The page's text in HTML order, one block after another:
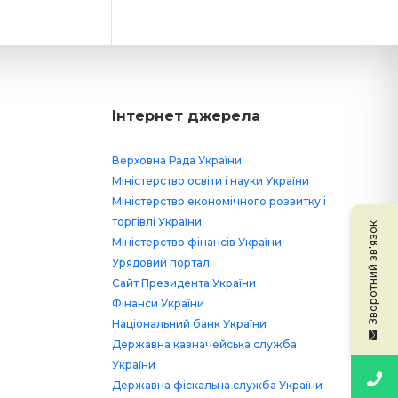
Інтернет джерела
Верховна Рада України
Міністерство освіти і науки України
Міністерство економічного розвитку і
торгівлі України
Міністерство фінансів України
Урядовий портал
Сайт Президента України
Фінанси України
Національний банк України
Державна казначейська служба
України
Державна фіскальна служба України
Зворотний зв'язок